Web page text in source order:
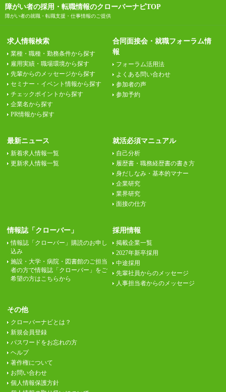
障がい者の採用・転職情報のクローバーナビTOP
障がい者の就職・転職支援・仕事情報のご提供
求人情報検索
業種・職種・勤務条件から探す
雇用実績・職場環境から探す
先輩からのメッセージから探す
セミナー・イベント情報から探す
チェックポイントから探す
企業名から探す
PR情報から探す
合同面接会・就職フォーラム情
報
フォーラム活用法
よくある問い合わせ
参加者の声
参加予約
最新ニュース
新着求人情報一覧
更新求人情報一覧
就活必須マニュアル
自己分析
履歴書・職務経歴書の書き方
身だしなみ・基本的マナー
企業研究
業界研究
面接の仕方
情報誌「クローバー」
情報誌「クローバー」購読のお申し
込み
施設・大学・病院・図書館のご担当
者の方で情報誌「クローバー」をご
希望の方はこちらから
採用情報
掲載企業一覧
2027年新卒採用
中途採用
先輩社員からのメッセージ
人事担当者からのメッセージ
その他
クローバーナビとは？
新規会員登録
パスワードをお忘れの方
ヘルプ
著作権について
お問い合わせ
個人情報保護方針